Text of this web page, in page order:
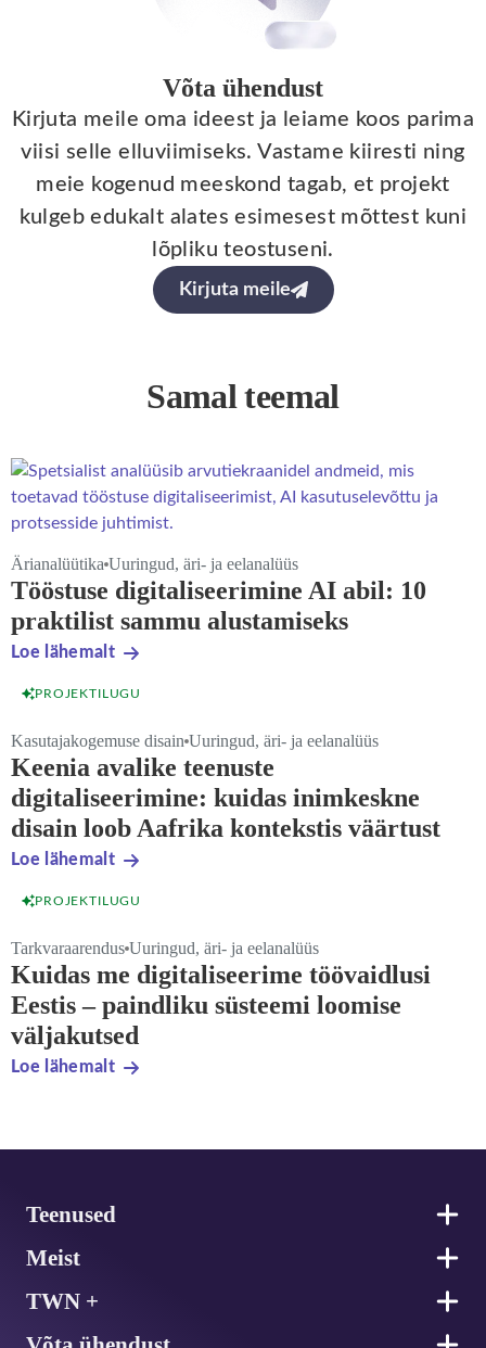
Võta ühendust
Kirjuta meile oma ideest ja leiame koos parima
viisi selle elluviimiseks. Vastame kiiresti ning
meie kogenud meeskond tagab, et projekt
kulgeb edukalt alates esimesest mõttest kuni
lõpliku teostuseni.
Kirjuta meile
Samal teemal
Ärianalüütika Uuringud, äri- ja eelanalüüs
Tööstuse digitaliseerimine AI abil: 10
praktilist sammu alustamiseks
Loe lähemalt
PROJEKTILUGU
Kasutajakogemuse disain Uuringud, äri- ja eelanalüüs
Keenia avalike teenuste
digitaliseerimine: kuidas inimkeskne
disain loob Aafrika kontekstis väärtust
Loe lähemalt
PROJEKTILUGU
Tarkvaraarendus Uuringud, äri- ja eelanalüüs
Kuidas me digitaliseerime töövaidlusi
Eestis – paindliku süsteemi loomise
väljakutsed
Loe lähemalt
Teenused
Meist
TWN +